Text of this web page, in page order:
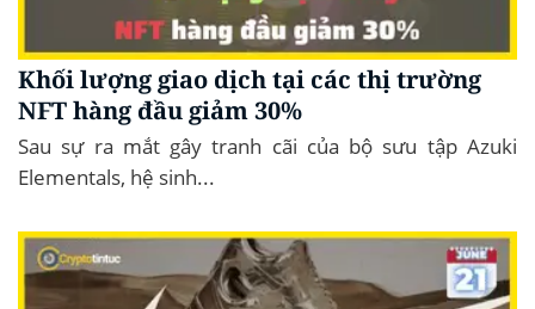
Khối lượng giao dịch tại các thị trường
NFT hàng đầu giảm 30%
Sau sự ra mắt gây tranh cãi của bộ sưu tập Azuki
Elementals, hệ sinh...